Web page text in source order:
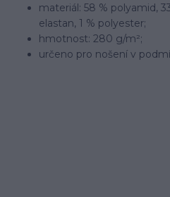
materiál: 58 % polyamid,
elastan, 1 % polyester;
hmotnost: 280 g/m²;
určeno pro nošení v